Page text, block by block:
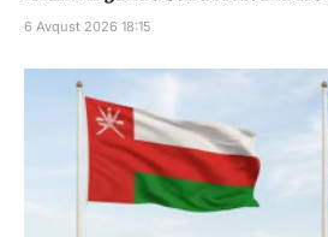
6 Avqust 2026 18:15